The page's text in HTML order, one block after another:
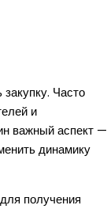
Часто
и
важный аспект —
динамику
для получения